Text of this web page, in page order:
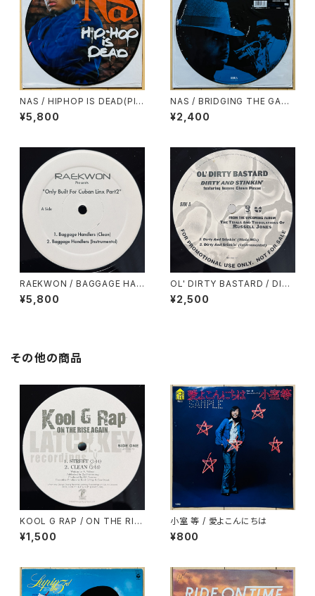
NAS / HIPHOP IS DEAD(PIC
TURE DISC)
¥5,800
NAS / BRIDGING THE GAP
(PICTURE DISC)
¥2,400
RAEKWON / BAGGAGE HAN
DLERS
¥5,800
OL' DIRTY BASTARD / DIRT
Y & STINKIN'
¥2,500
その他の商品
KOOL G RAP / ON THE RIS
E AGAIN
¥1,500
小室 等 / 愛よこんにちは
¥800